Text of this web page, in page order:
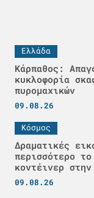
Ελλάδα
Κάρπαθος:
κυκλοφορία
πυρομαχικών
09.08.26
Κόσμος
Δραματικές
περισσότερο
κοντέινερ
09.08.26